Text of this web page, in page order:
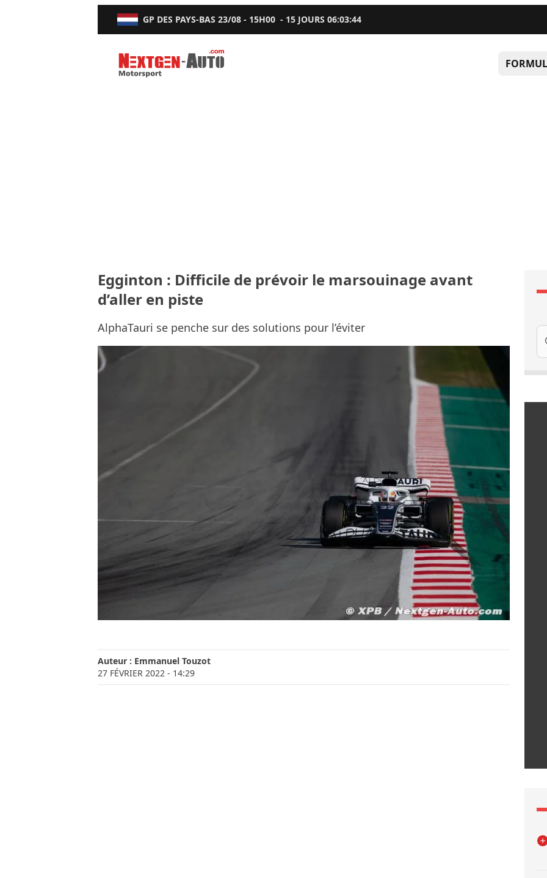
GP DES PAYS-BAS 23/08 - 15H00 - 15 JOURS06:03:43
Nextgen-Auto.com
Egginton : Difficile de prévoir le marsouinage avant
d’aller en piste
AlphaTauri se penche sur des solutions pour l’éviter
Auteur : Emmanuel Touzot
27 FÉVRIER 2022 - 14:29